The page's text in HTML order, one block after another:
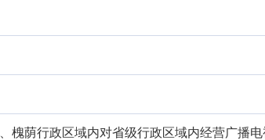
槐荫行政区域内对省级行政区域内经营广播